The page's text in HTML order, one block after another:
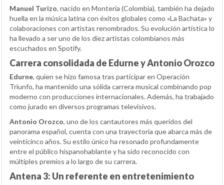
Manuel Turizo, nacido en Montería (Colombia), también ha dejado
huella en la música latina con éxitos globales como «La Bachata» y
colaboraciones con artistas renombrados. Su evolución artística lo
ha llevado a ser uno de los diez artistas colombianos más
escuchados en Spotify.
Carrera consolidada de Edurne y Antonio Orozco
Edurne, quien se hizo famosa tras participar en Operación
Triunfo, ha mantenido una sólida carrera musical combinando pop
moderno con producciones internacionales. Además, ha trabajado
como jurado en diversos programas televisivos.
Antonio Orozco, uno de los cantautores más queridos del
panorama español, cuenta con una trayectoria que abarca más de
veinticinco años. Su estilo único ha resonado profundamente
entre el público hispanohablante y ha sido reconocido con
múltiples premios a lo largo de su carrera.
Antena 3: Un referente en entretenimiento